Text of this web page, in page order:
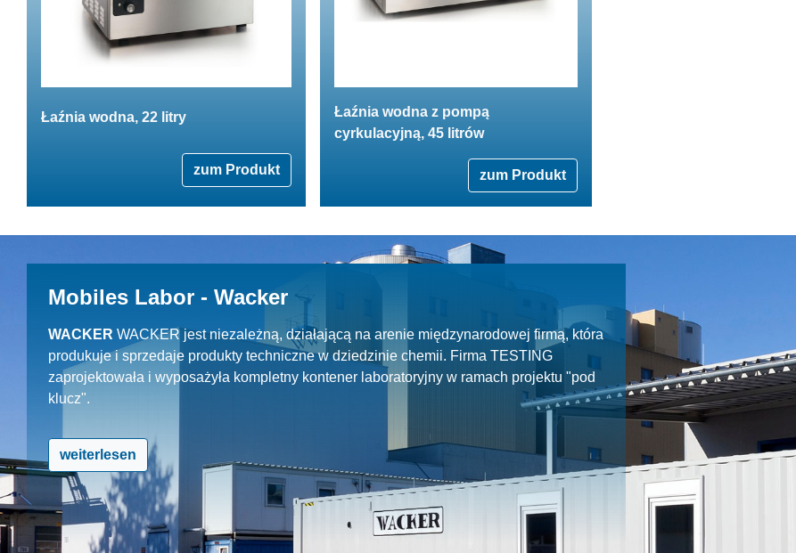
Łaźnia wodna, 22 litry
zum Produkt
Łaźnia wodna z pompą
cyrkulacyjną, 45 litrów
zum Produkt
Mobiles Labor - Wacker
WACKER WACKER jest niezależną, działającą na arenie międzynarodowej firmą, która
produkuje i sprzedaje produkty techniczne w dziedzinie chemii. Firma TESTING
zaprojektowała i wyposażyła kompletny kontener laboratoryjny w ramach projektu "pod
klucz".
weiterlesen